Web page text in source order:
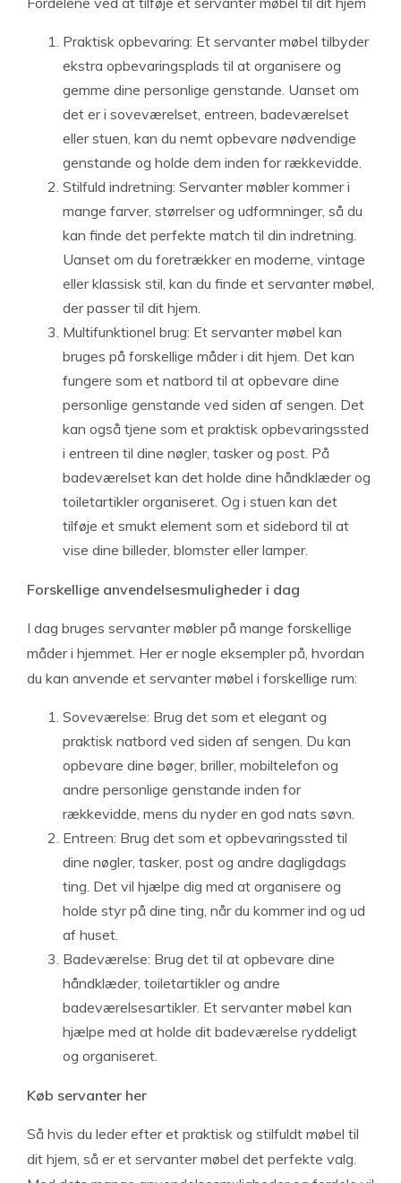
Praktisk opbevaring: Et servanter møbel tilbyder
ekstra opbevaringsplads til at organisere og
gemme dine personlige genstande. Uanset om
det er i soveværelset, entreen, badeværelset
eller stuen, kan du nemt opbevare nødvendige
genstande og holde dem inden for rækkevidde.
Stilfuld indretning: Servanter møbler kommer i
mange farver, størrelser og udformninger, så du
kan finde det perfekte match til din indretning.
Uanset om du foretrækker en moderne, vintage
eller klassisk stil, kan du finde et servanter møbel,
der passer til dit hjem.
Multifunktionel brug: Et servanter møbel kan
bruges på forskellige måder i dit hjem. Det kan
fungere som et natbord til at opbevare dine
personlige genstande ved siden af sengen. Det
kan også tjene som et praktisk opbevaringssted
i entreen til dine nøgler, tasker og post. På
badeværelset kan det holde dine håndklæder og
toiletartikler organiseret. Og i stuen kan det
tilføje et smukt element som et sidebord til at
vise dine billeder, blomster eller lamper.
Forskellige anvendelsesmuligheder i dag
I dag bruges servanter møbler på mange forskellige
måder i hjemmet. Her er nogle eksempler på, hvordan
du kan anvende et servanter møbel i forskellige rum:
Soveværelse: Brug det som et elegant og
praktisk natbord ved siden af sengen. Du kan
opbevare dine bøger, briller, mobiltelefon og
andre personlige genstande inden for
rækkevidde, mens du nyder en god nats søvn.
Entreen: Brug det som et opbevaringssted til
dine nøgler, tasker, post og andre dagligdags
ting. Det vil hjælpe dig med at organisere og
holde styr på dine ting, når du kommer ind og ud
af huset.
Badeværelse: Brug det til at opbevare dine
håndklæder, toiletartikler og andre
badeværelsesartikler. Et servanter møbel kan
hjælpe med at holde dit badeværelse ryddeligt
og organiseret.
Køb servanter her
Så hvis du leder efter et praktisk og stilfuldt møbel til
dit hjem, så er et servanter møbel det perfekte valg.